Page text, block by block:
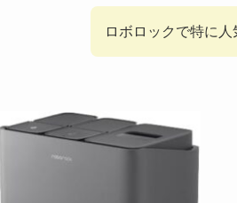
ロボロックで特に